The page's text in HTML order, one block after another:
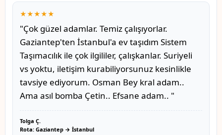
★★★★★
"Çok güzel adamlar. Temiz çalışıyorlar.
Gaziantep'ten İstanbul'a ev taşıdım Sistem
Taşımacılık ile çok ilgililer, çalışkanlar. Suriyeli
vs yoktu, iletişim kurabiliyorsunuz kesinlikle
tavsiye ediyorum. Osman Bey kral adam..
Ama asıl bomba Çetin.. Efsane adam.. "
Tolga Ç.
Rota: Gaziantep → İstanbul